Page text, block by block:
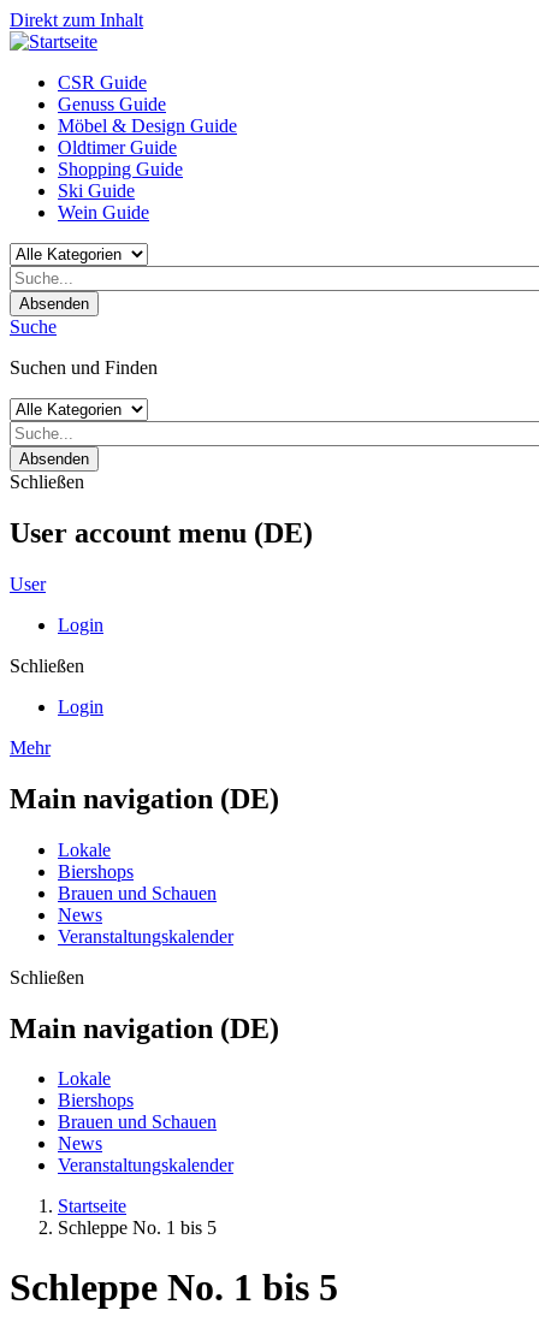
Direkt zum Inhalt
CSR Guide
Genuss Guide
Möbel & Design Guide
Oldtimer Guide
Shopping Guide
Ski Guide
Wein Guide
Absenden
Suche
Suchen und Finden
Absenden
Schließen
User account menu (DE)
User
Login
Schließen
Login
Mehr
Main navigation (DE)
Lokale
Biershops
Brauen und Schauen
News
Veranstaltungskalender
Schließen
Main navigation (DE)
Lokale
Biershops
Brauen und Schauen
News
Veranstaltungskalender
Startseite
Schleppe No. 1 bis 5
Schleppe No. 1 bis 5